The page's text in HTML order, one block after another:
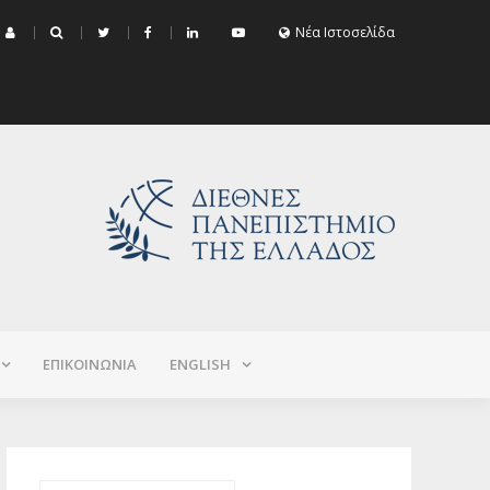
Εξεταστικής Σεπτεμβρίου 2026 (Χειμερινό+Εαρινό 2025-2026)
Νέα Ιστοσελίδα
ΕΠΙΚΟΙΝΩΝΙΑ ΕNGLISH